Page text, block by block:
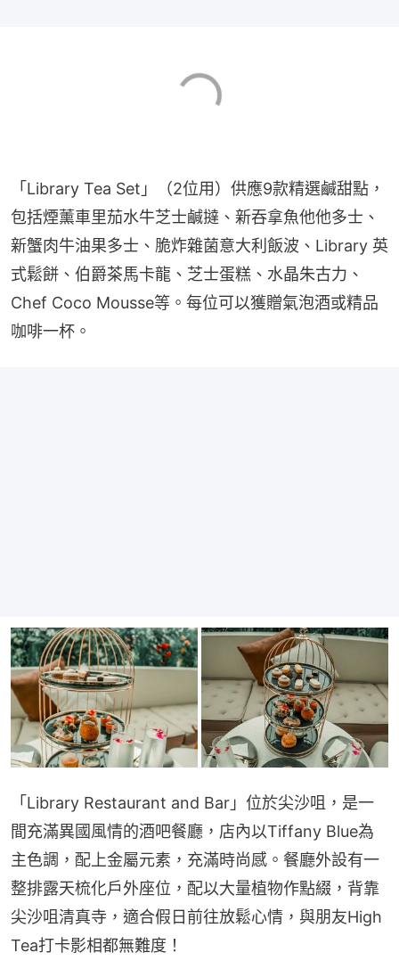
「Library Tea Set」（2位用）供應9款精選鹹甜點，
包括煙薰車里茄水牛芝士鹹撻、新吞拿魚他他多士、
新蟹肉牛油果多士、脆炸雜菌意大利飯波、Library 英
式鬆餅、伯爵茶馬卡龍、芝士蛋糕、水晶朱古力、
Chef Coco Mousse等。每位可以獲贈氣泡酒或精品
咖啡一杯。
「Library Restaurant and Bar」位於尖沙咀，是一
間充滿異國風情的酒吧餐廳，店內以Tiffany Blue為
主色調，配上金屬元素，充滿時尚感。餐廳外設有一
整排露天梳化戶外座位，配以大量植物作點綴，背靠
尖沙咀清真寺，適合假日前往放鬆心情，與朋友High
Tea打卡影相都無難度！